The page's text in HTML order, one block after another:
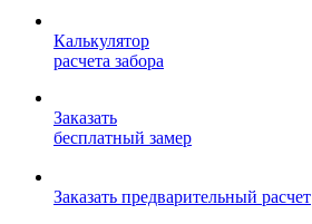
Калькулятор
расчета забора
Заказать
бесплатный замер
Заказать предварительный расчет